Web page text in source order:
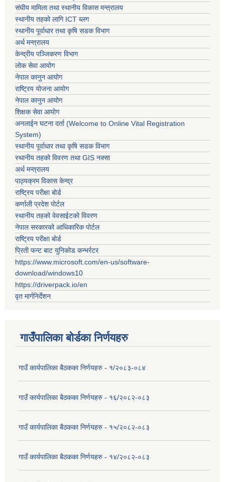
संघीय मामिला तथा स्थानीय विकास मन्त्रालय
स्थानीय तहको लागि ICT ब्लग
स्थानीय पूर्वाधार तथा कृषि सडक विभाग
अर्थ मन्त्रालय
केन्द्रीय पञ्जिकरण विभाग
लोक सेवा आयोग
नेपाल कानुन आयोग
राष्ट्रिय योजना आयोग
नेपाल कानुन आयोग
शिक्षक सेवा आयोग
अनलाईन घटना दर्ता (Welcome to Online Vital Registration
System)
स्थानीय पूर्वाधार तथा कृषि सडक विभाग
स्थानीय तहको विवरण तथा GIS नक्सा
अर्थ मन्त्रालय
पाठ्यक्रम विकास केन्द्र
राष्ट्रिय परीक्षा बोर्ड
कर्णाली प्रदेश पोर्टल
स्थानीय तहको वेवसाईटको विवरण
नेपाल सरकारको आधिकारिक पोर्टल
राष्ट्रिय परीक्षा बोर्ड
प्रिती फन्ट बाट युनिकोड कन्भर्रटर
https://www.microsoft.com/en-us/software-
download/windows10
https://driverpack.io/en
वृत मार्गनिर्देशन
गाउँपालिका बोर्डका निर्णयहरु
गाउँ कार्यपालिका बैठकका निर्णयहरु - १/२०८३-०८४
गाउँ कार्यपालिका बैठकका निर्णयहरु - १६/२०८२-०८३
गाउँ कार्यपालिका बैठकका निर्णयहरु - १५/२०८२-०८३
गाउँ कार्यपालिका बैठकका निर्णयहरु - १४/२०८२-०८३